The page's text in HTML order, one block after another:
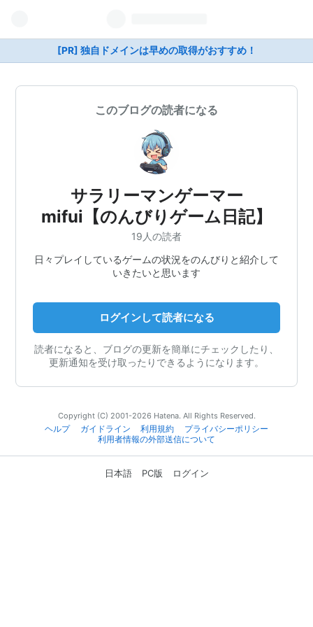
[PR] 独自ドメインは早めの取得がおすすめ！
このブログの読者になる
サラリーマンゲーマー
mifui【のんびりゲーム日記】
19人の読者
日々プレイしているゲームの状況をのんびりと紹介して
いきたいと思います
ログインして読者になる
読者になると、ブログの更新を簡単にチェックしたり、
更新通知を受け取ったりできるようになります。
Copyright (C) 2001-2026 Hatena. All Rights Reserved.
ヘルプ
ガイドライン 利用規約
プライバシーポリシー
利用者情報の外部送信について
日本語 PC版 ログイン